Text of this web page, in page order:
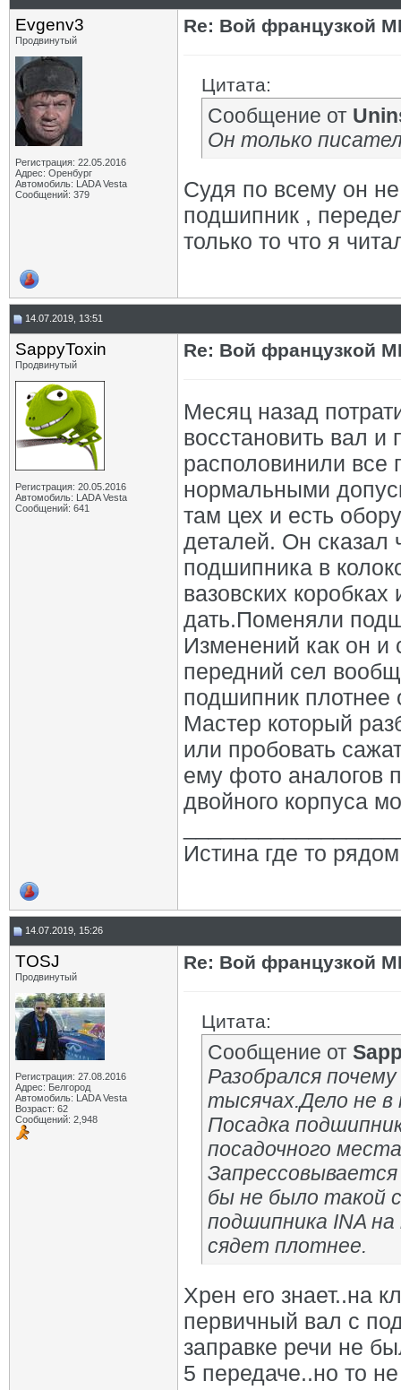
Evgenv3
Продвинутый
Регистрация: 22.05.2016
Адрес: Оренбург
Автомобиль: LADA Vesta
Сообщений: 379
Re: Вой французкой
Цитата:
Сообщение от
Он только
Судя по всему он
подшипник ,
только то что я
14.07.2019, 13:51
SappyToxin
Продвинутый
Регистрация: 20.05.2016
Автомобиль: LADA Vesta
Сообщений: 641
Re: Вой французкой
Месяц назад
восстановить вал
располовинили
нормальными
там цех и есть
деталей. Он сказал
подшипника в
вазовских
дать.Поменяли
Изменений как он и
передний сел
подшипник плотнее
Мастер который
или пробовать
ему фото аналогов
двойного корпуса
Истина где то рядом
14.07.2019, 15:26
TOSJ
Продвинутый
Регистрация: 27.08.2016
Адрес: Белгород
Автомобиль: LADA Vesta
Возраст: 62
Сообщений: 2,948
Re: Вой французкой
Цитата:
Сообщение от
Разобрался
тысячах.Дело не в
Посадка
посадочного
бы не было такой
подшипника INA на
сядет плотнее.
Хрен его знает..на
первичный вал с
заправке речи не
5 передаче..но то не